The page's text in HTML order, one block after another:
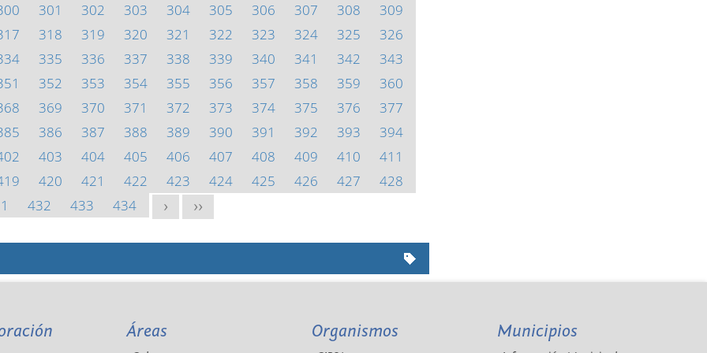
301 302 303 304 305 306 307 308
309
318 319 320 321 322 323 324 325
326
335 336 337 338 339 340 341 342
343
352 353 354 355 356 357 358 359
360
369 370 371 372 373 374 375 376
377
386 387 388 389 390 391 392 393
394
403 404 405 406 407 408 409 410
411
420 421 422 423 424 425 426 427
428
432 433 434 > >>
Áreas Organismos Municipios